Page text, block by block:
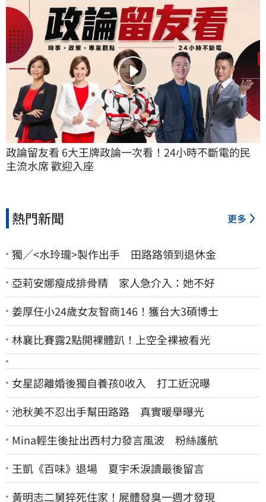
政論留友看 6大王牌政論一次看！24小時不斷電的民
主流水席 歡迎入座
熱門新聞 更多
獨／<水玲瓏>製作出手 田路路領到退休金
亞莉安娜瘦成排骨精 家人急介入：她不好
姜厚任小24歲女友智商146！獲台大3碩博士
林襄比賽露2點開裸體趴！上空全裸被看光
女星認離婚後獨自養孩0收入 打工近況曝
池秋美不忍出手幫田路路 真實暖舉曝光
Mina輕生後扯出西村力發言風波 粉絲護航
王凱《百味》退場 夏宇禾淚讀最後留言
黃明志二舅猝死住家！屍體發臭一週才發現